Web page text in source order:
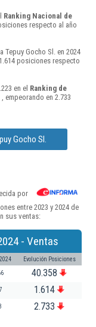
Ranking Nacional de
respecto al año
Tepuy Gocho Sl. en 2024
posiciones respecto
en el Ranking de
empeorando en 2.733
Gocho Sl.
por
entre 2023 y 2024 de
sus ventas:
- Ventas
Evolución Posiciones
40.358
1.614
2.733